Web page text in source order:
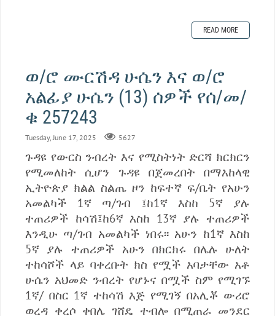
READ MORE
ወ/ሮ ሙርሽዳ ሁሴን እና ወ/ሮ
አልፊያ ሁሴን (13) ሰዎች የሰ/መ/
ቁ 257243
Tuesday, June 17, 2025 5627
ጉዳዩ የውርስ ንብረት እና የሚስትነት ድርሻ ክርክርን
የሚመለከት ሲሆን ጉዳዩ በጀመረበት በማእከላዊ
ኢትዮጵያ ክልል ስልጤ ዞን ከፍተኛ ፍ/ቤት የአሁን
አመልካች 1ኛ ጣ/ገብ ፤ከ1ኛ እስከ 5ኛ ያሉ
ተጠሪዎች ከሳሽ፤ከ6ኛ እስከ 13ኛ ያሉ ተጠሪዎች
እንዲሁ ጣ/ገብ አመልካች ነበሩ፡፡ አሁን ከ1ኛ እስከ
5ኛ ያሉ ተጠሪዎች አሁን በክርክሩ በሌሉ ሁለት
ተከሳሾች ላይ ባቀረቡት ክስ የሟች አባታቸው አቶ
ሁሴን አህመድ ንብረት የሆኑና በሟች ስም የሚገኙ
1ኛ/ በስር 1ኛ ተከሳሽ እጅ የሚገኝ በአሊቾ ውሪሮ
ወረዳ ቀረሶ ቀበሌ ገሸዴ ተብሎ በሚጠራ መንደር